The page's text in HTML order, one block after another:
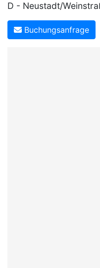
D - Neustadt/
Buchungsanfrage